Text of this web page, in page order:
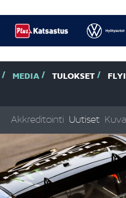
MEDIA TULOKSET
Akkreditointi Uutiset